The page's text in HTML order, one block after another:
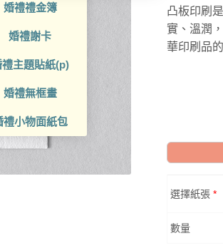
婚禮禮金簿
婚禮謝卡
禮主題貼紙(p)
婚禮無框畫
禮小物面紙包
凸板印刷
實、溫潤
華印刷品
選擇紙張 *
數量